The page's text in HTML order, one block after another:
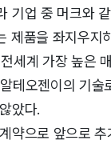
기업 중 머크와
제품을 좌지우지
세계 가장 높은
테오젠이의 기술
았다.
약으로 앞으로 추